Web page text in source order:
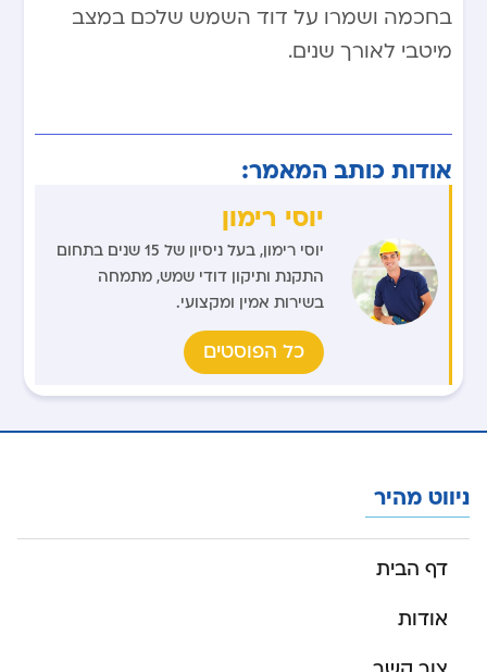
בחכמה ושמרו על דוד השמש שלכם במצב
מיטבי לאורך שנים.
אודות כותב המאמר:
יוסי רימון
יוסי רימון, בעל ניסיון של 15 שנים בתחום
התקנת ותיקון דודי שמש, מתמחה
בשירות אמין ומקצועי.
כל הפוסטים
ניווט מהיר
דף הבית
אודות